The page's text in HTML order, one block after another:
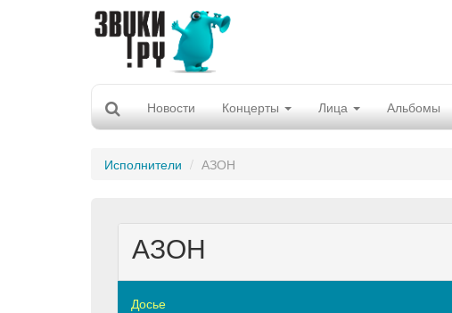
Новости Концерты Лица Альбомы
Исполнители АЗОН
АЗОН
Досье